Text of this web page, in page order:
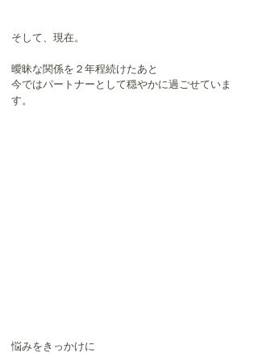
そして、現在。
曖昧な関係を２年程続けたあと
今ではパートナーとして穏やかに過ごせていま
す。
悩みをきっかけに